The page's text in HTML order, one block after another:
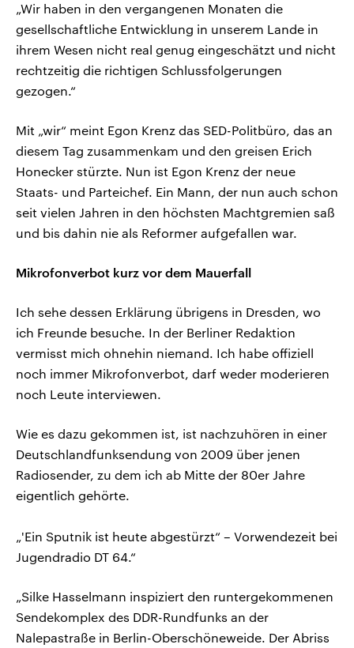
„Wir haben in den vergangenen Monaten die
gesellschaftliche Entwicklung in unserem Lande in
ihrem Wesen nicht real genug eingeschätzt und nicht
rechtzeitig die richtigen Schlussfolgerungen
gezogen.“
Mit „wir“ meint Egon Krenz das SED-Politbüro, das an
diesem Tag zusammenkam und den greisen Erich
Honecker stürzte. Nun ist Egon Krenz der neue
Staats- und Parteichef. Ein Mann, der nun auch schon
seit vielen Jahren in den höchsten Machtgremien saß
und bis dahin nie als Reformer aufgefallen war.
Mikrofonverbot kurz vor dem Mauerfall
Ich sehe dessen Erklärung übrigens in Dresden, wo
ich Freunde besuche. In der Berliner Redaktion
vermisst mich ohnehin niemand. Ich habe offiziell
noch immer Mikrofonverbot, darf weder moderieren
noch Leute interviewen.
Wie es dazu gekommen ist, ist nachzuhören in einer
Deutschlandfunksendung von 2009 über jenen
Radiosender, zu dem ich ab Mitte der 80er Jahre
eigentlich gehörte.
„'Ein Sputnik ist heute abgestürzt“ – Vorwendezeit bei
Jugendradio DT 64.“
„Silke Hasselmann inspiziert den runtergekommenen
Sendekomplex des DDR-Rundfunks an der
Nalepastraße in Berlin-Oberschöneweide. Der Abriss